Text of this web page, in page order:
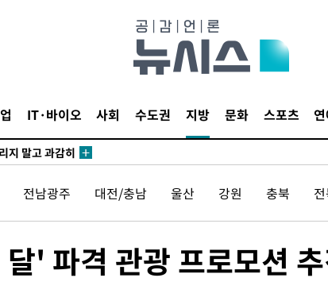
IT·바이오 사회 수도권 지방 문화 스포츠
교수…이병태
개월 10.3만개
지 말고 과감히
로 하향
별재난지역 선
일날씨]
전남광주 대전/충남 울산 강원 충북
' 파격 관광 프로모션